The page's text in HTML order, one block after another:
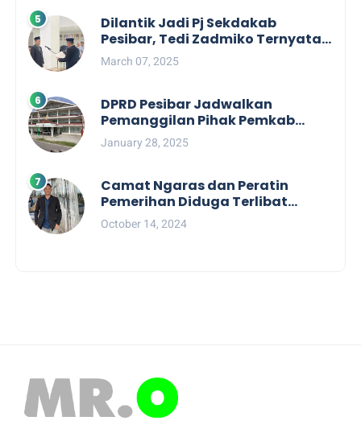
Dilantik Jadi Pj Sekdakab
Pesibar, Tedi Zadmiko Ternyata
Punya Rekam Jejak Gemilang
March 07, 2025
DPRD Pesibar Jadwalkan
Pemanggilan Pihak Pemkab
Terkait Nasib dan Status TKD di
Tahun 2025
January 28, 2025
Camat Ngaras dan Peratin
Pemerihan Diduga Terlibat
Politik Praktis, Mahasiswa
Pesibar Desak Bawaslu
October 14, 2024